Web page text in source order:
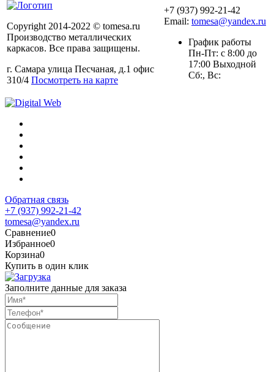
Copyright 2014-2022 © tomesa.ru
Производство металлических
каркасов. Все права защищены.
г. Самара улица Песчаная, д.1 офис
310/4 Посмотреть на карте
+7 (937) 992-21-42
Email: tomesa@yandex.ru
График работы
Пн-Пт: с 8:00 до
17:00 Выходной
Сб:, Вс:
Обратная связь
+7 (937) 992-21-42
tomesa@yandex.ru
Сравнение0
Избранное0
Корзина0
Купить в один клик
Заполните данные для заказа